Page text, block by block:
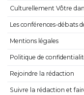
Culturellement Vôtre
Les conférences-débats
Mentions légales
Politique de
Rejoindre la rédaction
Suivre la rédaction et